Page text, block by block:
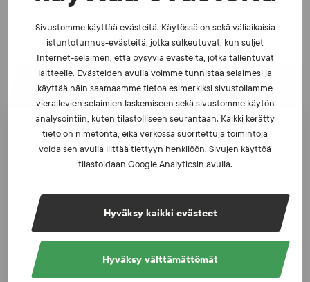
Sivustomme käyttää evästeitä. Käytössä on sekä väliaikaisia
istuntotunnus-evästeitä, jotka sulkeutuvat, kun suljet
Internet-selaimen, että pysyviä evästeitä, jotka tallentuvat
laitteelle. Evästeiden avulla voimme tunnistaa selaimesi ja
käyttää näin saamaamme tietoa esimerkiksi sivustollamme
vierailevien selaimien laskemiseen sekä sivustomme käytön
analysointiin, kuten tilastolliseen seurantaan. Kaikki kerätty
tieto on nimetöntä, eikä verkossa suoritettuja toimintoja
voida sen avulla liittää tiettyyn henkilöön. Sivujen käyttöä
tilastoidaan Google Analyticsin avulla.
Hyväksy kaikki evästeet
Hyväksy välttämättömät
UUSIMMAT UUTISET
UUTISET - 5.8.2026
Iljukov SUEKin lääketieteelliseksi asiantuntijaksi
UUTISET - 16.7.2026
Dopingrikkomuspäätösten julkistaminen: kysymyksiä
ja vastauksia EUT:n ratkaisusta